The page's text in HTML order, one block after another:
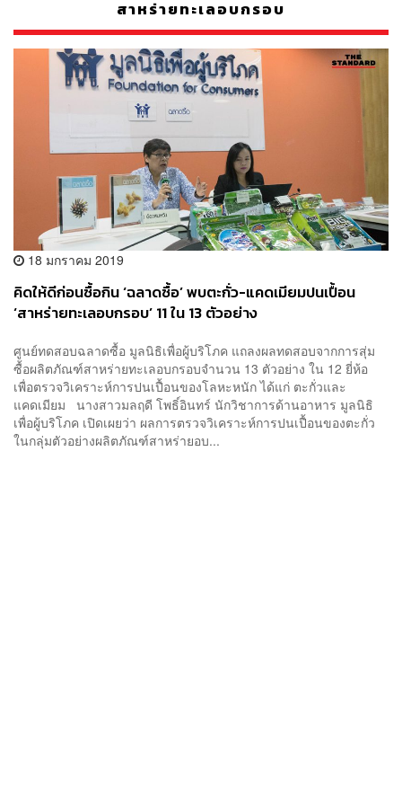
สาหร่ายทะเลอบกรอบ
18 มกราคม 2019
คิดให้ดีก่อนซื้อกิน ‘ฉลาดซื้อ’ พบตะกั่ว-แคดเมียมปนเปื้อน
‘สาหร่ายทะเลอบกรอบ’ 11 ใน 13 ตัวอย่าง
ศูนย์ทดสอบฉลาดซื้อ มูลนิธิเพื่อผู้บริโภค แถลงผลทดสอบจากการสุ่ม
ซื้อผลิตภัณฑ์สาหร่ายทะเลอบกรอบจำนวน 13 ตัวอย่าง ใน 12 ยี่ห้อ
เพื่อตรวจวิเคราะห์การปนเปื้อนของโลหะหนัก ได้แก่ ตะกั่วและ
แคดเมียม นางสาวมลฤดี โพธิ์อินทร์ นักวิชาการด้านอาหาร มูลนิธิ
เพื่อผู้บริโภค เปิดเผยว่า ผลการตรวจวิเคราะห์การปนเปื้อนของตะกั่ว
ในกลุ่มตัวอย่างผลิตภัณฑ์สาหร่ายอบ...